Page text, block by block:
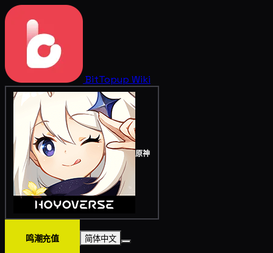
BitTopup Wiki
原神
鸣潮充值 简体中文